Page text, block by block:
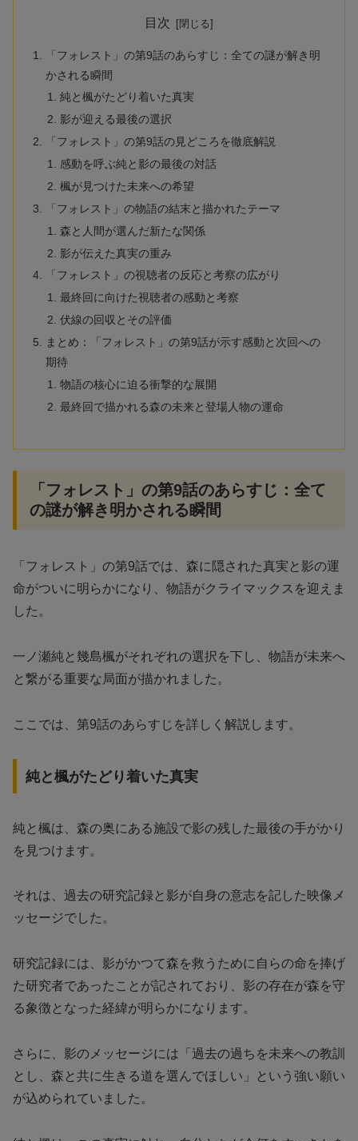
目次
「フォレスト」の第9話のあらすじ：全ての謎が解き明
かされる瞬間
純と楓がたどり着いた真実
影が迎える最後の選択
「フォレスト」の第9話の見どころを徹底解説
感動を呼ぶ純と影の最後の対話
楓が見つけた未来への希望
「フォレスト」の物語の結末と描かれたテーマ
森と人間が選んだ新たな関係
影が伝えた真実の重み
「フォレスト」の視聴者の反応と考察の広がり
最終回に向けた視聴者の感動と考察
伏線の回収とその評価
まとめ：「フォレスト」の第9話が示す感動と次回への
期待
物語の核心に迫る衝撃的な展開
最終回で描かれる森の未来と登場人物の運命
「フォレスト」の第9話のあらすじ：全て
の謎が解き明かされる瞬間
「フォレスト」の第9話では、森に隠された真実と影の運
命がついに明らかになり、物語がクライマックスを迎えま
した。
一ノ瀬純と幾島楓がそれぞれの選択を下し、物語が未来へ
と繋がる重要な局面が描かれました。
ここでは、第9話のあらすじを詳しく解説します。
純と楓がたどり着いた真実
純と楓は、森の奥にある施設で影の残した最後の手がかり
を見つけます。
それは、過去の研究記録と影が自身の意志を記した映像メ
ッセージでした。
研究記録には、影がかつて森を救うために自らの命を捧げ
た研究者であったことが記されており、影の存在が森を守
る象徴となった経緯が明らかになります。
さらに、影のメッセージには「過去の過ちを未来への教訓
とし、森と共に生きる道を選んでほしい」という強い願い
が込められていました。